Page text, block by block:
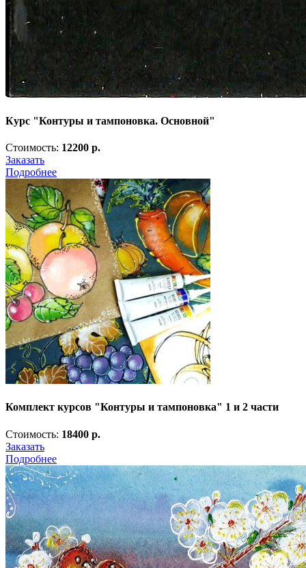
Курс "Контуры и тампоновка. Основной"
Стоимость: 12200 р.
Заказать
Подробнее
Комплект курсов "Контуры и тампоновка" 1 и 2 части
Стоимость: 18400 р.
Заказать
Подробнее